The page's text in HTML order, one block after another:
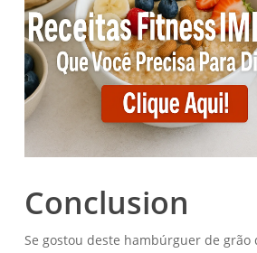
Conclusion
Se gostou deste hambúrguer de grão